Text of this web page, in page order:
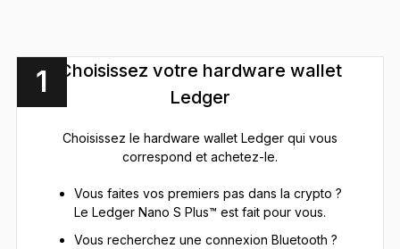
1
Choisissez votre hardware wallet
Ledger
Choisissez le hardware wallet Ledger qui vous
correspond et achetez-le.
Vous faites vos premiers pas dans la crypto ?
Le Ledger Nano S Plus™ est fait pour vous.
Vous recherchez une connexion Bluetooth ?